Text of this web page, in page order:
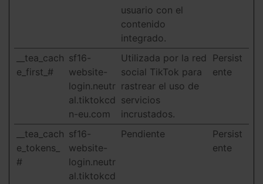
usuario con el
contenido
integrado.
__tea_cach
e_first_#
sf16-
website-
login.neutr
al.tiktokcd
n-eu.com
Utilizada por la red
social TikTok para
rastrear el uso de
servicios
incrustados.
Persist
ente
__tea_cach
e_tokens_
#
sf16-
website-
login.neutr
al.tiktokcd
Pendiente
Persist
ente